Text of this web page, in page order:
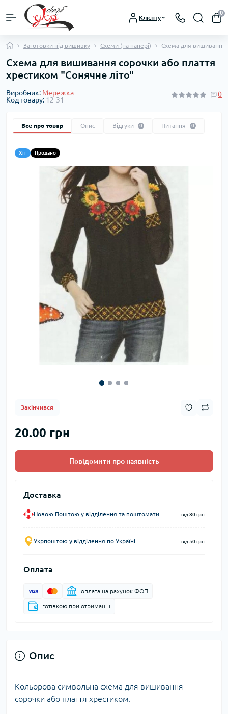
Клієнту
0
Заготовки під вишивку Схеми (на папері) Схема для вишивання
Схема для вишивання сорочки або плаття
хрестиком "Сонячне літо"
Виробник: Мережка
Код товару: 12-31
0
Все про товар Опис Відгуки 0 Питання 0
Хіт Продано
Закінчився
20.00 грн
Повідомити про наявність
Доставка
Новою Поштою у відділення та поштомати від 80 грн
Укрпоштою у відділення по Україні від 50 грн
Оплата
оплата на рахунок ФОП
готівкою при отриманні
Опис
Кольорова символьна схема для вишивання
сорочки або плаття хрестиком.